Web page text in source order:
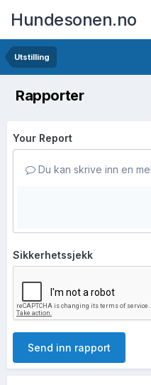
Hundesonen.no
Utstilling
Rapporter
Your Report
Du kan skrive inn en
Sikkerhetssjekk
Send inn rapport